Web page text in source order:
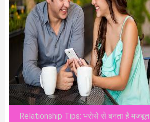
Relationship Tips: भरोसे से बनता है मजबूत